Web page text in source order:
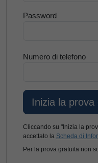
Password
Numero di telefono
Cliccando su "Inizia la
accettato la Scheda di
Per la prova gratuita non